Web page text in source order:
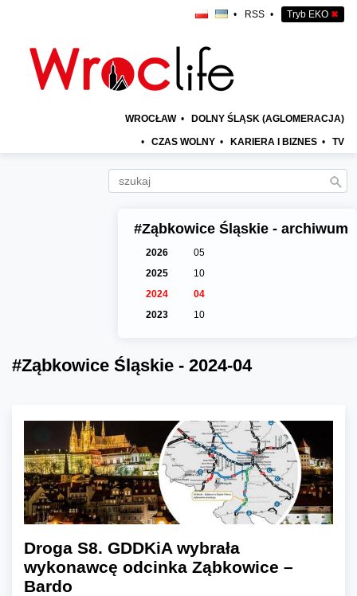
• RSS • Tryb EKO ✖
WROCŁAW • DOLNY ŚLĄSK (AGLOMERACJA)
• CZAS WOLNY • KARIERA I BIZNES • TV
#Ząbkowice Śląskie - archiwum
2026
05
2025
10
2024
04
2023
10
#Ząbkowice Śląskie - 2024-04
Droga S8. GDDKiA wybrała
wykonawcę odcinka Ząbkowice –
Bardo